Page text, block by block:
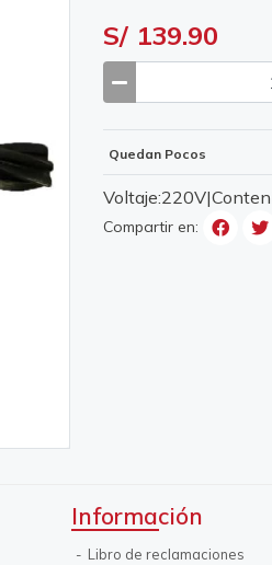
S/ 139.90
Quedan Pocos
Compartir en:
Información
Libro de reclamaciones